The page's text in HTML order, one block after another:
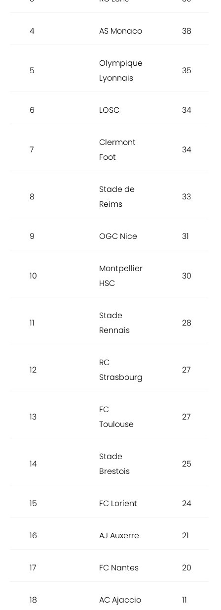
4 AS Monaco 38
5
Olympique
Lyonnais
35
6 LOSC 34
7
Clermont
Foot
34
8
Stade de
Reims
33
9 OGC Nice 31
10
Montpellier
HSC
30
11
Stade
Rennais
28
12
RC
Strasbourg
27
13
FC
Toulouse
27
14
Stade
Brestois
25
15 FC Lorient 24
16 AJ Auxerre 21
17 FC Nantes 20
18 AC Ajaccio 11